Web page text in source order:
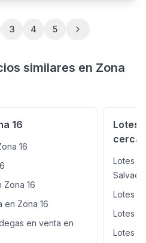
3 4 5
similares en Zona
16
16
Zona 16
en Zona 16
en venta en
Lotes
Lotes y
Lotes y
Lotes y
Lotes y